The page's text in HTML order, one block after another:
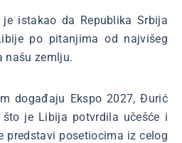
istakao da Republika Srbija
po pitanjima od najvišeg
našu zemlju.
događaju Ekspo 2027, Đurić
je Libija potvrdila učešće i
predstavi posetiocima iz celog